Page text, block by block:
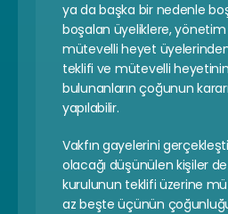
ya da başka bir nedenle
boşalan üyeliklere,
mütevelli heyet
teklifi ve mütevelli
bulunanların çoğunun
yapılabilir.
Vakfın gayelerini
olacağı düşünülen kişiler
kurulunun teklifi üzerine
az beşte üçünün